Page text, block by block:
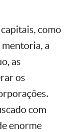
como
a
as
os
com
enorme